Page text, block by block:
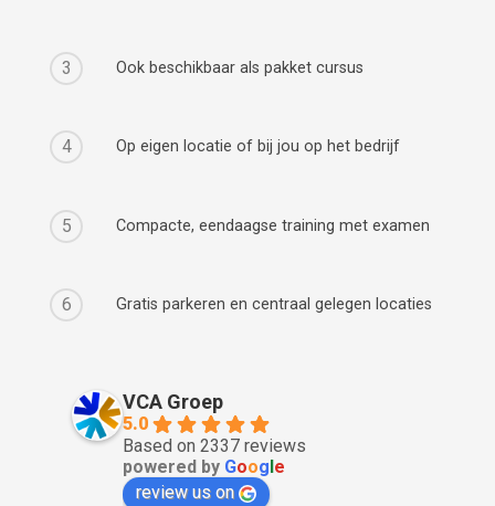
3 Ook beschikbaar als pakket cursus
4 Op eigen locatie of bij jou op het bedrijf
5 Compacte, eendaagse training met examen
6 Gratis parkeren en centraal gelegen locaties
VCA Groep
5.0
Based on 2337 reviews
powered by Google
review us on